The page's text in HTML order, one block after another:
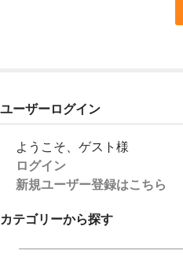
ユーザーログイン
ようこそ、ゲスト様
ログイン
新規ユーザー登録はこちら
カテゴリーから探す